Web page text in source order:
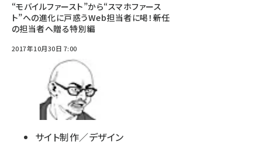
“モバイルファースト”から“スマホファース
ト”への進化に戸惑うWeb担当者に喝！――新任
の担当者へ贈る特別編
2017年10月30日 7:00
サイト制作／デザイン